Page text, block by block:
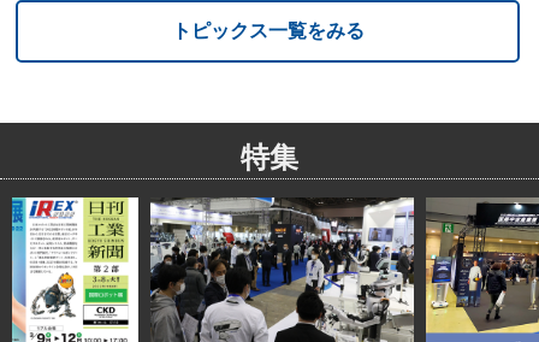
トピックス一覧をみる
特集